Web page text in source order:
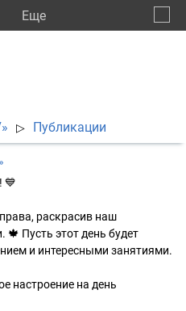
Eще
▷ Публикации
💙
раскрасив наш
🍁 Пусть этот день будет
и интересными занятиями.
настроение на день